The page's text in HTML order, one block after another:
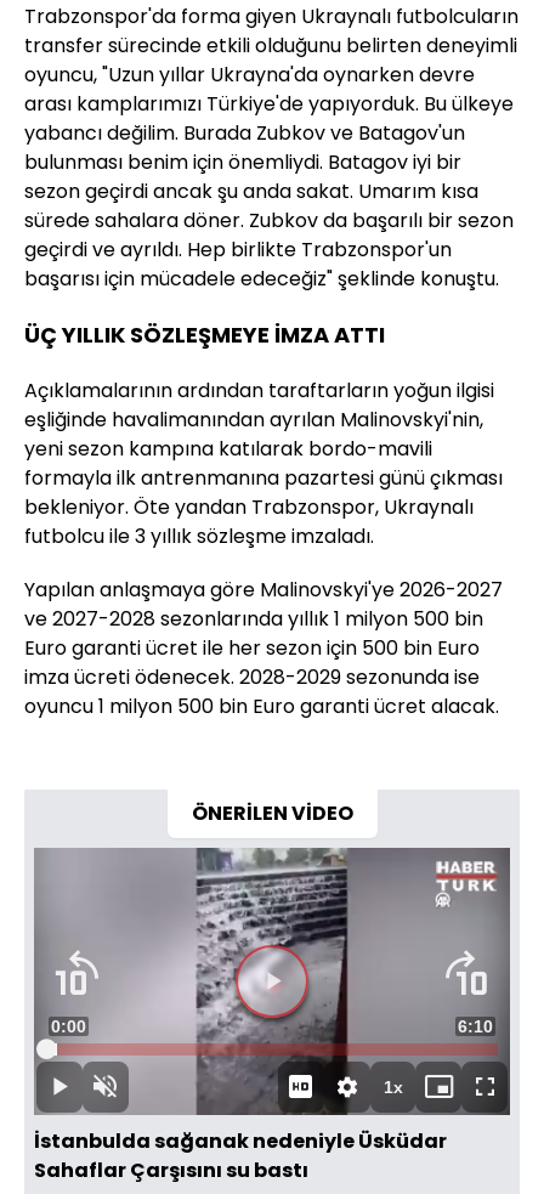
Trabzonspor'da forma giyen Ukraynalı futbolcuların
transfer sürecinde etkili olduğunu belirten deneyimli
oyuncu, "Uzun yıllar Ukrayna'da oynarken devre
arası kamplarımızı Türkiye'de yapıyorduk. Bu ülkeye
yabancı değilim. Burada Zubkov ve Batagov'un
bulunması benim için önemliydi. Batagov iyi bir
sezon geçirdi ancak şu anda sakat. Umarım kısa
sürede sahalara döner. Zubkov da başarılı bir sezon
geçirdi ve ayrıldı. Hep birlikte Trabzonspor'un
başarısı için mücadele edeceğiz" şeklinde konuştu.
ÜÇ YILLIK SÖZLEŞMEYE İMZA ATTI
Açıklamalarının ardından taraftarların yoğun ilgisi
eşliğinde havalimanından ayrılan Malinovskyi'nin,
yeni sezon kampına katılarak bordo-mavili
formayla ilk antrenmanına pazartesi günü çıkması
bekleniyor. Öte yandan Trabzonspor, Ukraynalı
futbolcu ile 3 yıllık sözleşme imzaladı.
Yapılan anlaşmaya göre Malinovskyi'ye 2026-2027
ve 2027-2028 sezonlarında yıllık 1 milyon 500 bin
Euro garanti ücret ile her sezon için 500 bin Euro
imza ücreti ödenecek. 2028-2029 sezonunda ise
oyuncu 1 milyon 500 bin Euro garanti ücret alacak.
ÖNERİLEN VİDEO
Videoyu
Oynat
OynatSesi
Aç
Süre
0:00 Toplam
Süre
6:10
Yüklendi:
2.48%
1xOynatma
Hızı
Mini
oynatıcı
Tam
Ekran
İstanbulda sağanak nedeniyle Üsküdar
Sahaflar Çarşısını su bastı